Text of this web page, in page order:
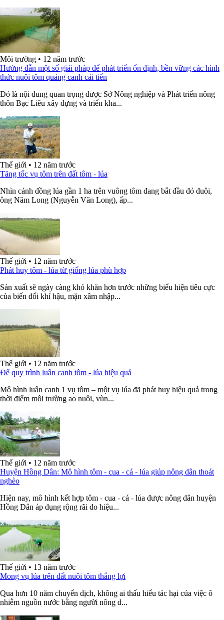
Môi trường • 12 năm trước
Hướng dẫn một số giải pháp để phát triển ổn định, bền vững các hình
thức nuôi tôm quảng canh cải tiến
Đó là nội dung quan trọng được Sở Nông nghiệp và Phát triển nông
thôn Bạc Liêu xây dựng và triển kha...
Thế giới • 12 năm trước
Tăng tốc vụ tôm trên đất tôm - lúa
Nhìn cánh đồng lúa gần 1 ha trên vuông tôm đang bắt đầu đỏ đuôi,
ông Năm Long (Nguyễn Văn Long), ấp...
Thế giới • 12 năm trước
Phát huy tôm - lúa từ giống lúa phù hợp
Sản xuất sẽ ngày càng khó khăn hơn trước những biểu hiện tiêu cực
của biến đổi khí hậu, mặn xâm nhập...
Thế giới • 12 năm trước
Để quy trình luân canh tôm - lúa hiệu quả
Mô hình luân canh 1 vụ tôm – một vụ lúa đã phát huy hiệu quả trong
thời điểm môi trường ao nuôi, vùn...
Thế giới • 12 năm trước
Huyện Hồng Dân: Mô hình tôm - cua - cá - lúa giúp nông dân thoát
nghèo
Hiện nay, mô hình kết hợp tôm - cua - cá - lúa được nông dân huyện
Hồng Dân áp dụng rộng rãi do hiệu...
Thế giới • 13 năm trước
Mong vụ lúa trên đất nuôi tôm thắng lợi
Qua hơn 10 năm chuyển dịch, không ai thấu hiểu tác hại của việc ô
nhiễm nguồn nước bằng người nông d...